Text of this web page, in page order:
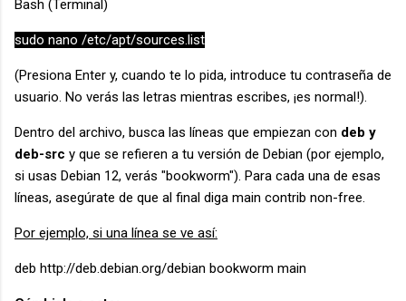
Bash (Terminal)
sudo nano /etc/apt/sources.list
(Presiona Enter y, cuando te lo pida, introduce tu contraseña de
usuario. No verás las letras mientras escribes, ¡es normal!).
Dentro del archivo, busca las líneas que empiezan con deb y
deb-src y que se refieren a tu versión de Debian (por ejemplo,
si usas Debian 12, verás "bookworm"). Para cada una de esas
líneas, asegúrate de que al final diga main contrib non-free.
Por ejemplo, si una línea se ve así:
deb http://deb.debian.org/debian bookworm main